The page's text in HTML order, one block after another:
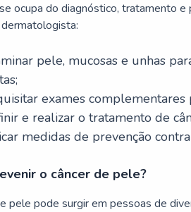
ocupa do diagnóstico, tratamento
pele, mucosas e unhas
exames
e realizar o tratamento de
medidas de prevenção
o câncer de pele?
pele pode surgir em pessoas de